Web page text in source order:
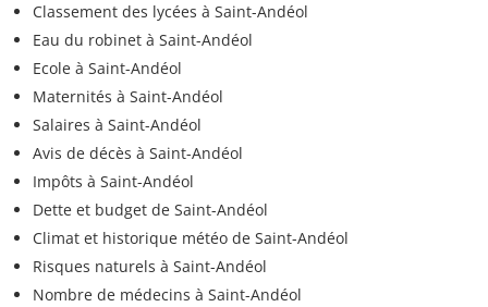
Classement des lycées à Saint-Andéol
Eau du robinet à Saint-Andéol
Ecole à Saint-Andéol
Maternités à Saint-Andéol
Salaires à Saint-Andéol
Avis de décès à Saint-Andéol
Impôts à Saint-Andéol
Dette et budget de Saint-Andéol
Climat et historique météo de Saint-Andéol
Risques naturels à Saint-Andéol
Nombre de médecins à Saint-Andéol